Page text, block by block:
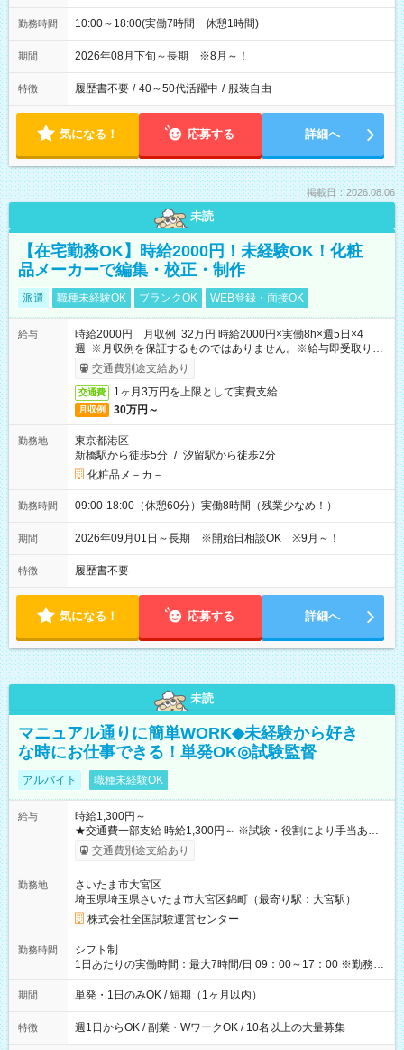
勤務時間 10:00～18:00(実働7時間 休憩1時間)
期間 2026年08月下旬～長期 ※8月～！
特徴 履歴書不要 / 40～50代活躍中 / 服装自由
気になる！ 応募する 詳細へ
掲載日：2026.08.06
未読
【在宅勤務OK】時給2000円！未経験OK！化粧
品メーカーで編集・校正・制作
派遣 職種未経験OK ブランクOK WEB登録・面接OK
給与
時給2000円 月収例 32万円 時給2000円×実働8h×週5日×4
週 ※月収例を保証するものではありません。※給与即受取りサ
ービス利用可（利用条件有）
交通費別途支給あり
交通費 1ヶ月3万円を上限として実費支給
月収例 30万円～
勤務地
東京都港区
新橋駅から徒歩5分 / 汐留駅から徒歩2分
化粧品メ－カ－
勤務時間 09:00-18:00（休憩60分）実働8時間（残業少なめ！）
期間 2026年09月01日～長期 ※開始日相談OK ※9月～！
特徴 履歴書不要
気になる！ 応募する 詳細へ
未読
マニュアル通りに簡単WORK◆未経験から好き
な時にお仕事できる！単発OK◎試験監督
アルバイト 職種未経験OK
給与
時給1,300円～
★交通費一部支給 時給1,300円～ ※試験・役割により手当あり
※勤務回数により昇給あり 【即給（前払い）オプションあ
り！】 希望される場合、勤務から1週間ほどで給与の一部を受け
例】 ・河合塾模擬試験 8:30～17:30（休憩1時間） 時給1,300円
×8時間＝日収10,400円＋交通費 ※当日の役割により時給＋100
円の場合あり ・国家試験 7:00～13:30（休憩なし） 時給1,300
円（役割手当＋100円）×6時間＝日収8,400円＋交通費 【試用期
間】試用期間なし
交通費別途支給あり
勤務地
さいたま市大宮区
埼玉県埼玉県さいたま市大宮区錦町（最寄り駅：大宮駅）
株式会社全国試験運営センター
勤務時間
シフト制
1日あたりの実働時間：最大7時間/日 09：00～17：00 ※勤務時
間は 試験により異なります。
期間 単発・1日のみOK / 短期（1ヶ月以内）
特徴 週1日からOK / 副業・WワークOK / 10名以上の大量募集